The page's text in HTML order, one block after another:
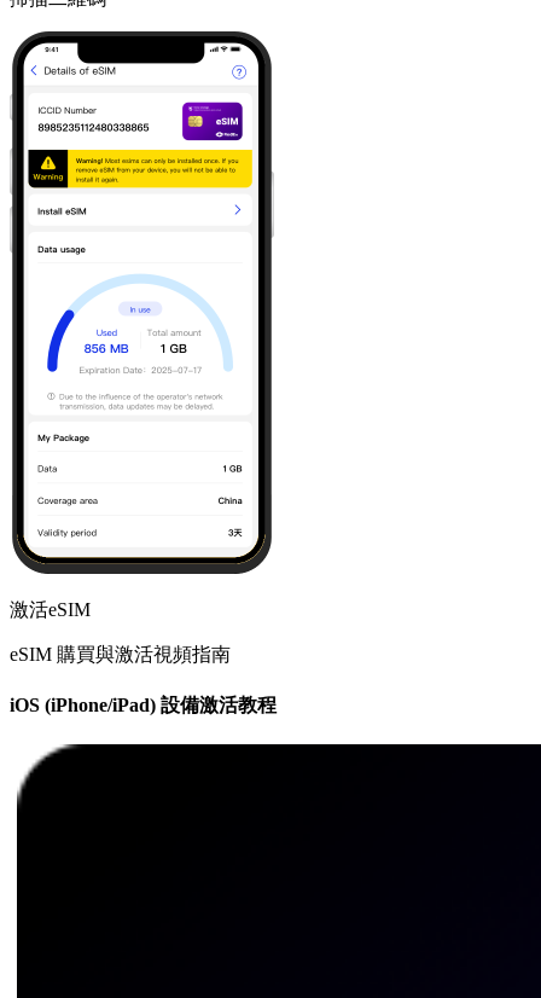
激活eSIM
eSIM 購買與激活視頻指南
iOS (iPhone/iPad) 設備激活教程